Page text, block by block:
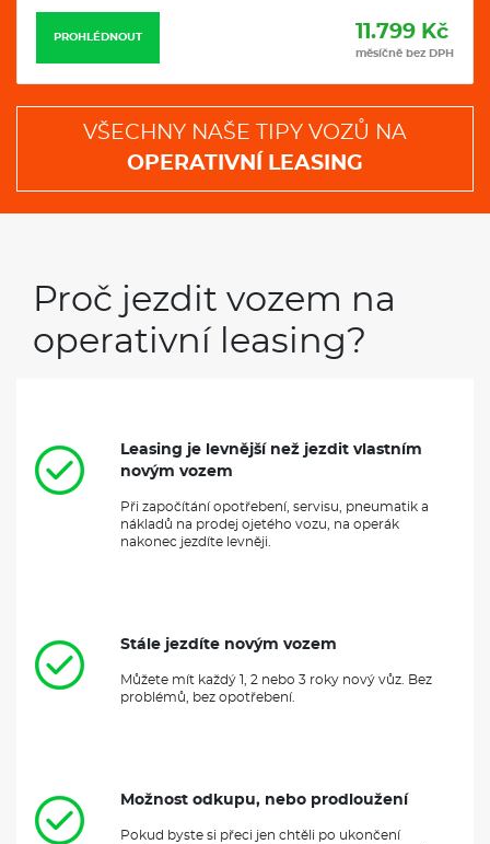
PROHLÉDNOUT 11.799 Kč
měsíčně bez DPH
VŠECHNY NAŠE TIPY VOZŮ NA
OPERATIVNÍ LEASING
Proč jezdit vozem na
operativní leasing?
Leasing je levnější než jezdit vlastním
novým vozem
Při započítání opotřebení, servisu, pneumatik a
nákladů na prodej ojetého vozu, na operák
nakonec jezdíte levněji.
Stále jezdíte novým vozem
Můžete mít každý 1, 2 nebo 3 roky nový vůz. Bez
problémů, bez opotřebení.
Možnost odkupu, nebo prodloužení
Pokud byste si přeci jen chtěli po ukončení